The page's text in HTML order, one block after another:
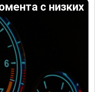
с низких